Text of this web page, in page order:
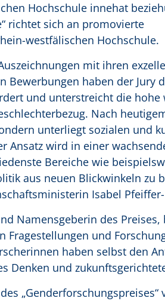
Hochschule innehat
richtet sich an promovierte
westfälischen Hochschule.
mit ihren
haben der Jury
und unterstreicht die hohe
Nach
unterliegt sozialen und
Ansatz wird in einer
Bereiche wie
aus neuen Blickwinkeln zu
Isabel
Namensgeberin des Preises,
und
haben selbst den
Denken und
„Genderforschungspreises“